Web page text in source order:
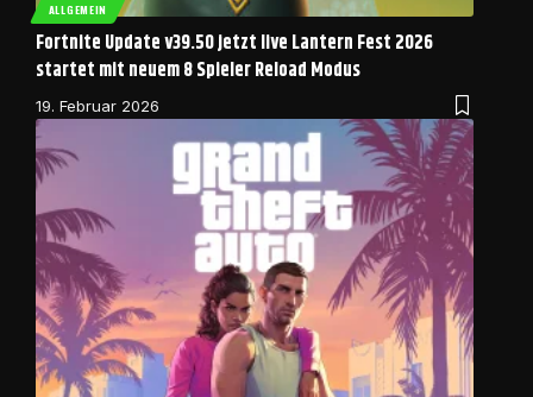
ALLGEMEIN
Fortnite Update v39.50 jetzt live Lantern Fest 2026
startet mit neuem 8 Spieler Reload Modus
19. Februar 2026